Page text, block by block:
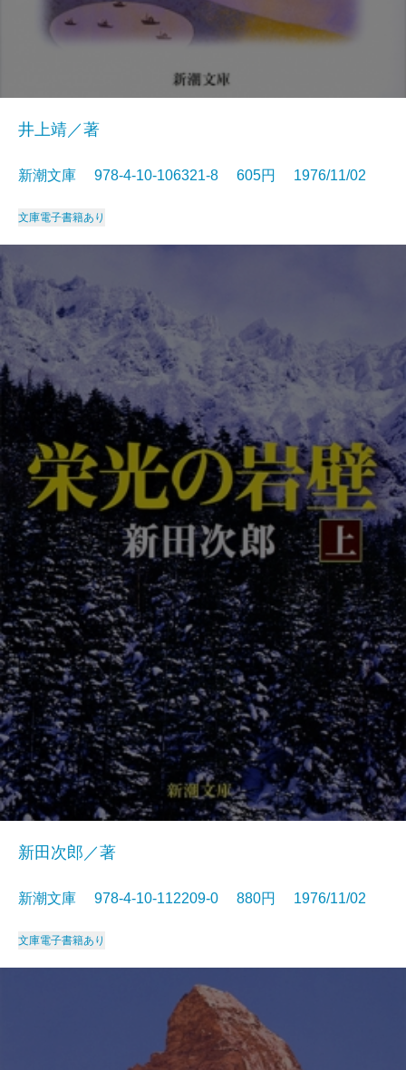
井上靖／著
新潮文庫 978-4-10-106321-8 605円 1976/11/02
文庫電子書籍あり
新田次郎／著
新潮文庫 978-4-10-112209-0 880円 1976/11/02
文庫電子書籍あり